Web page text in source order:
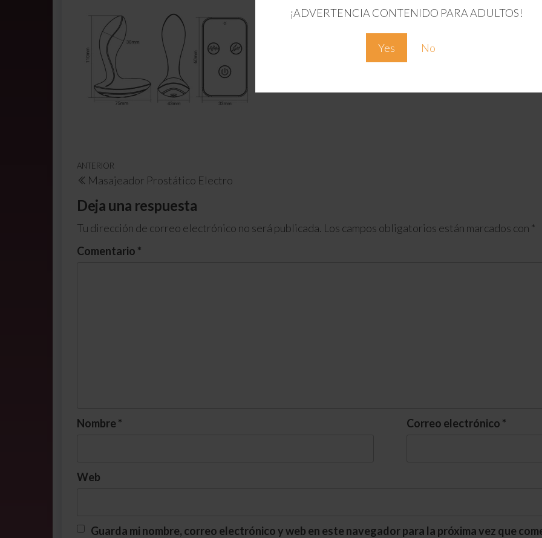
¡ADVERTENCIA CONTENIDO PARA ADULTOS!
Yes No
ANTERIOR
Masajeador Prostático Electro
Deja una respuesta
Tu dirección de correo electrónico no será publicada. Los campos obligatorios están marcados con *
Comentario *
Nombre * Correo electrónico *
Web
Guarda mi nombre, correo electrónico y web en este navegador para la próxima vez que